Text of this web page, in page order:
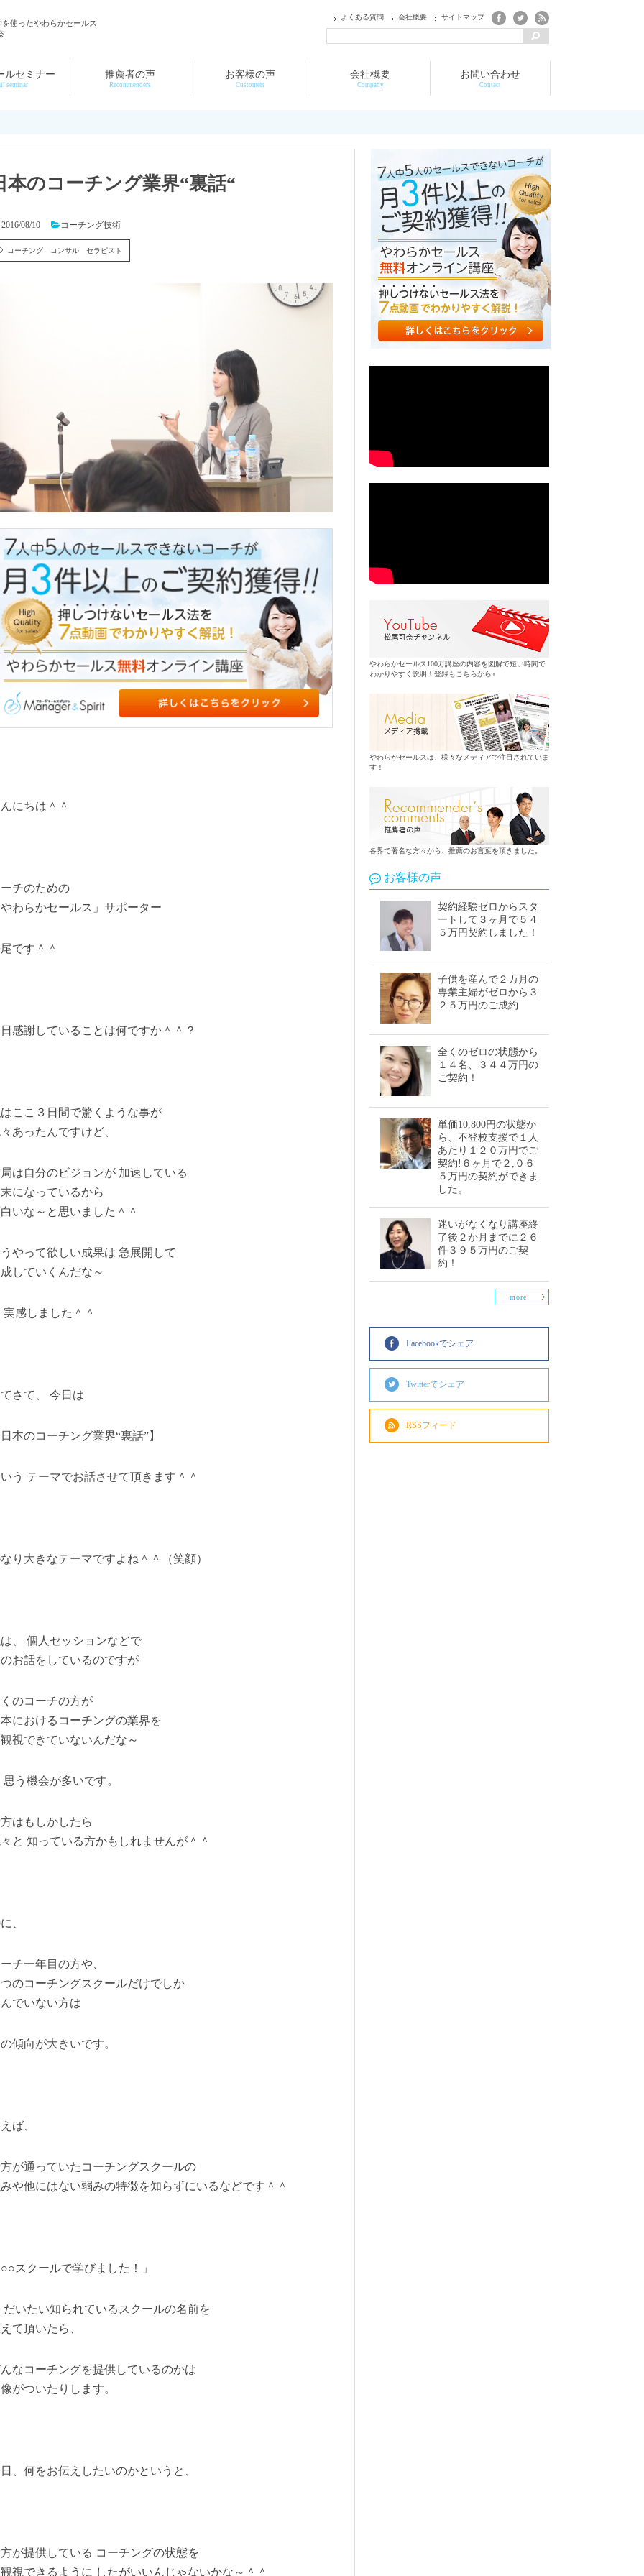
使ったやわらかセールス
よくある質問 会社概要 サイトマップ
ルセミナー
seminar
推薦者の声
Recommenders
お客様の声
Customers
会社概要
Company
お問い合わせ
Contact
本のコーチング業界“裏話“
2016/08/10 コーチング技術
コーチング コンサル セラピスト
にちは＾＾
チのための
わらかセールス」サポーター
です＾＾
感謝していることは何ですか＾＾？
ここ３日間で驚くような事が
あったんですけど、
は自分のビジョンが 加速している
になっているから
いな～と思いました＾＾
やって欲しい成果は 急展開して
していくんだな～
実感しました＾＾
さて、 今日は
本のコーチング業界“裏話”】
う テーマでお話させて頂きます＾＾
り大きなテーマですよね＾＾（笑顔）
、 個人セッションなどで
お話をしているのですが
のコーチの方が
におけるコーチングの業界を
視できていないんだな～
思う機会が多いです。
はもしかしたら
と 知っている方かもしれませんが＾＾
、
チ一年目の方や、
のコーチングスクールだけでしか
でいない方は
傾向が大きいです。
ば、
が通っていたコーチングスクールの
や他にはない弱みの特徴を知らずにいるなどです＾＾
スクールで学びました！」
だいたい知られているスクールの名前を
て頂いたら、
なコーチングを提供しているのかは
がついたりします。
、何をお伝えしたいのかというと、
が提供している コーチングの状態を
視できるように したがいいんじゃないかな～＾＾
やわらかセールス100万講座の内容を図解で短い時間で
わかりやすく説明！登録もこちらから♪
やわらかセールスは、様々なメディアで注目されていま
す！
各界で著名な方々から、推薦のお言葉を頂きました。
お客様の声
契約経験ゼロからスタ
ートして３ヶ月で５４
５万円契約しました！
子供を産んで２カ月の
専業主婦がゼロから３
２５万円のご成約
全くのゼロの状態から
１４名、３４４万円の
ご契約！
単価10,800円の状態か
ら、不登校支援で１人
あたり１２０万円でご
契約!６ヶ月で２,０６
５万円の契約ができま
した。
迷いがなくなり講座終
了後２か月までに２６
件３９５万円のご契
約！
more
Facebookでシェア
Twitterでシェア
RSSフィード